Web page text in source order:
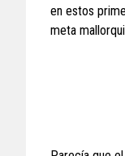
en estos
meta